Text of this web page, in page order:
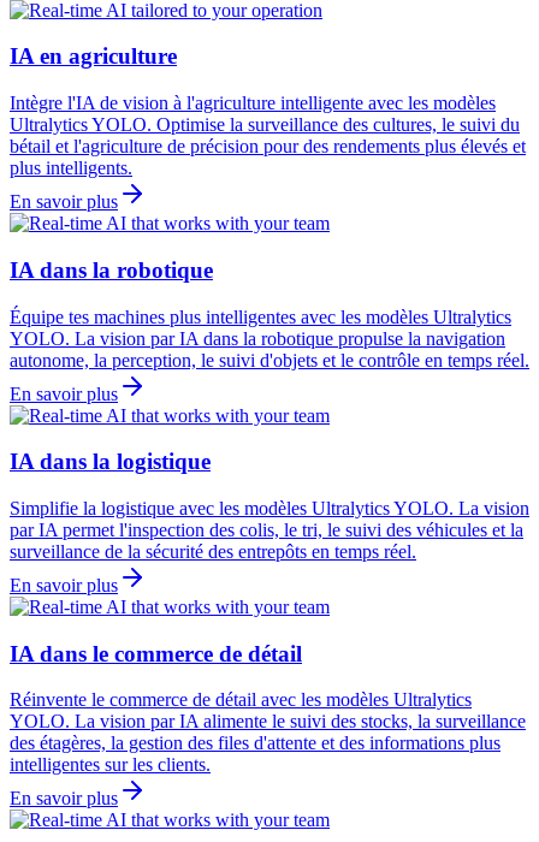
IA en agriculture
Intègre l'IA de vision à l'agriculture intelligente avec les modèles
Ultralytics YOLO. Optimise la surveillance des cultures, le suivi du
bétail et l'agriculture de précision pour des rendements plus élevés et
plus intelligents.
En savoir plus
IA dans la robotique
Équipe tes machines plus intelligentes avec les modèles Ultralytics
YOLO. La vision par IA dans la robotique propulse la navigation
autonome, la perception, le suivi d'objets et le contrôle en temps réel.
En savoir plus
IA dans la logistique
Simplifie la logistique avec les modèles Ultralytics YOLO. La vision
par IA permet l'inspection des colis, le tri, le suivi des véhicules et la
surveillance de la sécurité des entrepôts en temps réel.
En savoir plus
IA dans le commerce de détail
Réinvente le commerce de détail avec les modèles Ultralytics
YOLO. La vision par IA alimente le suivi des stocks, la surveillance
des étagères, la gestion des files d'attente et des informations plus
intelligentes sur les clients.
En savoir plus